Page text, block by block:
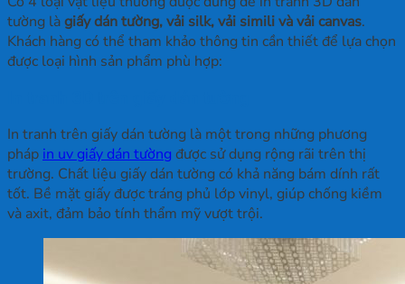
tường làgiấy dán tường, vải silk, vải simili và vải canvas.
Khách hàng có thể tham khảo thông tin cần thiết để lựa chọn
được loại hình sản phẩm phù hợp:
In tranh trên giấy dán tường là một trong những phương
pháp in uv giấy dán tường được sử dụng rộng rãi trên thị
trường. Chất liệu giấy dán tường có khả năng bám dính rất
tốt. Bề mặt giấy được tráng phủ lớp vinyl, giúp chống kiềm
và axit, đảm bảo tính thẩm mỹ vượt trội.